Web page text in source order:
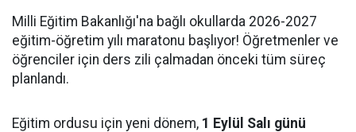
Milli Eğitim Bakanlığı'na bağlı okullarda 2026-2027
eğitim-öğretim yılı maratonu başlıyor! Öğretmenler ve
öğrenciler için ders zili çalmadan önceki tüm süreç
planlandı.
Eğitim ordusu için yeni dönem, 1 Eylül Salı günü